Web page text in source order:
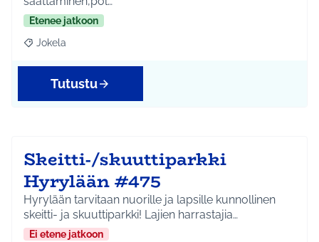
Etenee jatkoon
Rajaa tulokset aihepiirin mukaan: Jokela
Jokela
Tutustu
Skeitti-/skuuttiparkki
Hyrylään #475
Hyrylään tarvitaan nuorille ja lapsille kunnollinen
skeitti- ja skuuttiparkki! Lajien harrastajia…
Ei etene jatkoon